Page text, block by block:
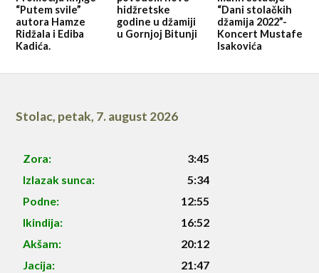
“Putem svile”
autora Hamze
Ridžala i Ediba
Kadića.
hidžretske
godine u džamiji
u Gornjoj Bitunji
“Dani stolačkih
džamija 2022”-
Koncert Mustafe
Isakovića
Stolac, petak, 7. august 2026
Zora:
3:45
Izlazak sunca:
5:34
Podne:
12:55
Ikindija:
16:52
Akšam:
20:12
Jacija:
21:47